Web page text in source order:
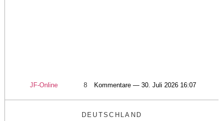
JF-Online 8 Kommentare — 30. Juli 2026 16:07
DEUTSCHLAND